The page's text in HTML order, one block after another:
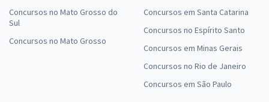
Concursos no Mato Grosso do
Sul
Concursos no Mato Grosso
Concursos em Santa Catarina
Concursos no Espírito Santo
Concursos em Minas Gerais
Concursos no Rio de Janeiro
Concursos em São Paulo